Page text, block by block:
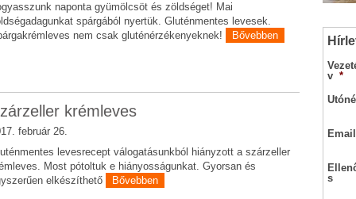
naponta gyümölcsöt és zöldséget! Mai
spárgából nyertük. Gluténmentes levesek.
nem csak gluténérzékenyeknek!
Bővebben
krémleves
február 26.
levesrecept válogatásunkból hiányzott a szárzeller
Most pótoltuk e hiányosságunkat. Gyorsan és
elkészíthető
Bővebben
v *
Email
s